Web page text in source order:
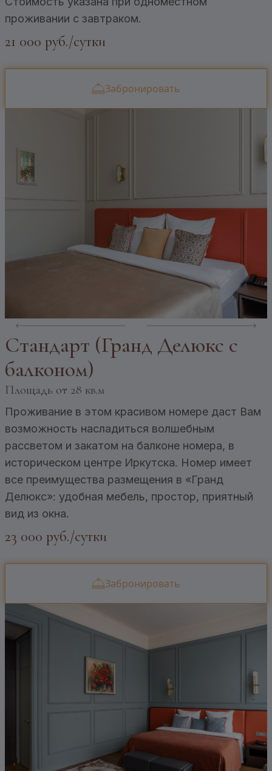
проживании с завтраком.
21 000 руб./сутки
Забронировать
Стандарт (Гранд Делюкс с
балконом)
Площадь от 28 кв.м
Проживание в этом красивом номере даст Вам
возможность насладиться волшебным
рассветом и закатом на балконе номера, в
историческом центре Иркутска. Номер имеет
все преимущества размещения в «Гранд
Делюкс»: удобная мебель, простор, приятный
вид из окна.
23 000 руб./сутки
Забронировать